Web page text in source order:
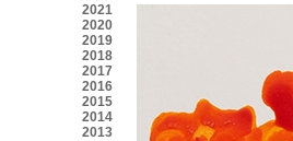
2021
2020
2019
2018
2017
2016
2015
2014
2013